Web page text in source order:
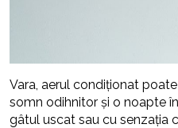
Vara, aerul condiționat
somn odihnitor și o noapte
gâtul uscat sau cu senzația